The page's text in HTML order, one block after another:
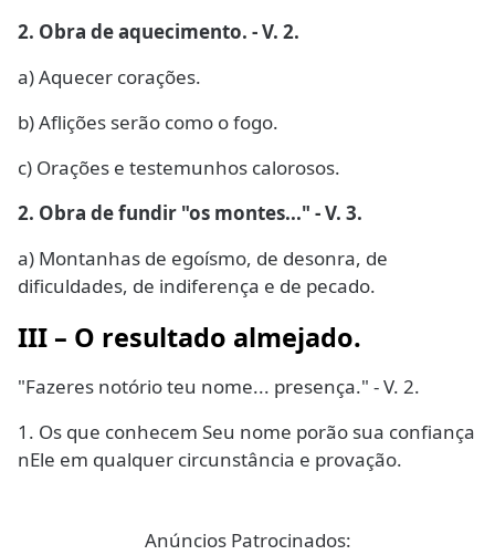
2. Obra de aquecimento. - V. 2.
a) Aquecer corações.
b) Aflições serão como o fogo.
c) Orações e testemunhos calorosos.
2. Obra de fundir "os montes..." - V. 3.
a) Montanhas de egoísmo, de desonra, de
dificuldades, de indiferença e de pecado.
III – O resultado almejado.
"Fazeres notório teu nome... presença." - V. 2.
1. Os que conhecem Seu nome porão sua confiança
nEle em qualquer circunstância e provação.
Anúncios Patrocinados: